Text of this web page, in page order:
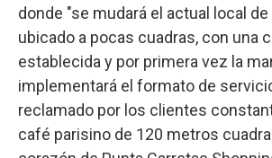
donde "se mudará el actual local de
ubicado a pocas cuadras, con una
establecida y por primera vez la
implementará el formato de
reclamado por los clientes
café parisino de 120 metros